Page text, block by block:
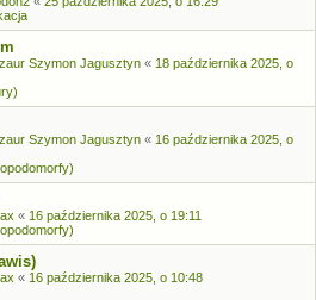
Szymon Jagusztyn « 18 października 2025, o
Szymon Jagusztyn « 16 października 2025, o
« 16 października 2025, o 19:11
« 16 października 2025, o 10:48